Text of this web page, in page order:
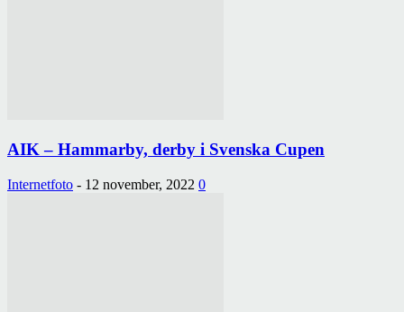
AIK – Hammarby, derby i Svenska Cupen
Internetfoto - 12 november, 2022 0